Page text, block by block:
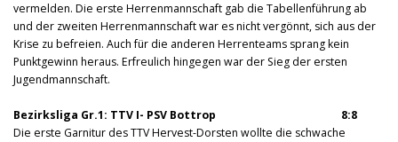
vermelden. Die erste Herrenmannschaft gab die Tabellenführung ab
und der zweiten Herrenmannschaft war es nicht vergönnt, sich aus der
Krise zu befreien. Auch für die anderen Herrenteams sprang kein
Punktgewinn heraus. Erfreulich hingegen war der Sieg der ersten
Jugendmannschaft.
Bezirksliga Gr.1: TTV I- PSV Bottrop 8:8
Die erste Garnitur des TTV Hervest-Dorsten wollte die schwache